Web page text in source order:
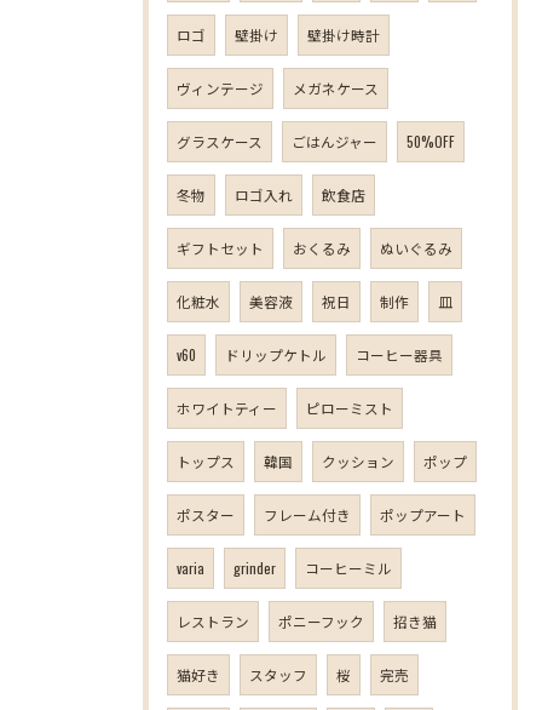
ロゴ 壁掛け 壁掛け時計
ヴィンテージ メガネケース
グラスケース ごはんジャー 50%OFF
冬物 ロゴ入れ 飲食店
ギフトセット おくるみ ぬいぐるみ
化粧水 美容液 祝日 制作 皿
v60 ドリップケトル コーヒー器具
ホワイトティー ピローミスト
トップス 韓国 クッション ポップ
ポスター フレーム付き ポップアート
varia grinder コーヒーミル
レストラン ポニーフック 招き猫
猫好き スタッフ 桜 完売